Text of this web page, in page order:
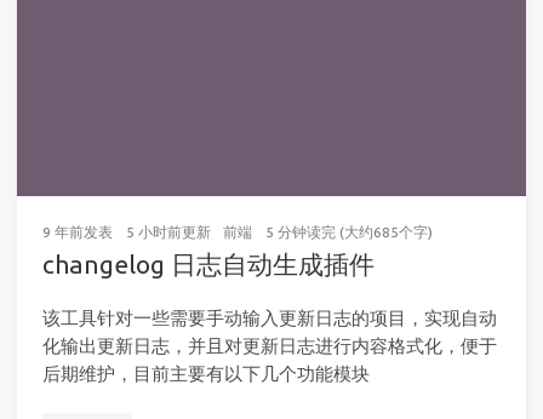
9 年前发表 5 小时前更新 前端 5 分钟读完 (大约685个字)
changelog 日志自动生成插件
该工具针对一些需要手动输入更新日志的项目，实现自动
化输出更新日志，并且对更新日志进行内容格式化，便于
后期维护，目前主要有以下几个功能模块